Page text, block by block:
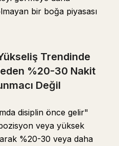
bir boğa piyasası
Trendinde
%20-30 Nakit
Değil
disiplin önce gelir"
veya yüksek
%20-30 veya daha